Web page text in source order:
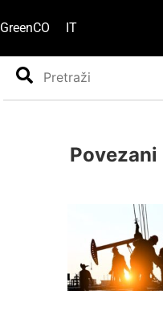
GreenCO IT
Search